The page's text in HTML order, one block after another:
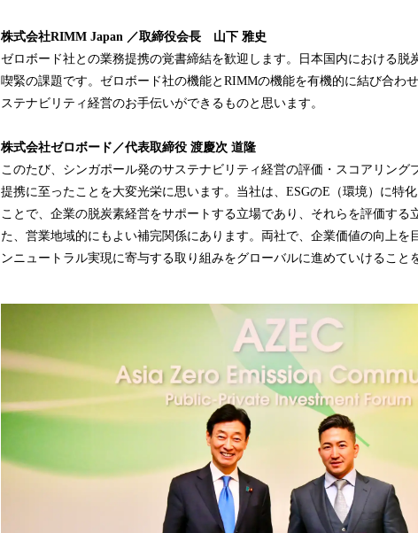
株式会社RIMM Japan ／取締役会長
山下 雅史
ゼロボード社との業務提携の覚書締結を歓迎します。日本国内における脱
喫緊の課題です。ゼロボード社の機能とRIMMの機能を有機的に結び合わ
ステナビリティ経営のお手伝いができるものと思います。
株式会社ゼロボード／代表取締役 渡慶次 道隆
このたび、シンガポール発のサステナビリティ経営の評価・スコアリング
提携に至ったことを大変光栄に思います。当社は、ESGのE（環境）に特
ことで、企業の脱炭素経営をサポートする立場であり、それらを評価する
た、営業地域的にもよい補完関係にあります。両社で、企業価値の向上を
ンニュートラル実現に寄与する取り組みをグローバルに進めていけること